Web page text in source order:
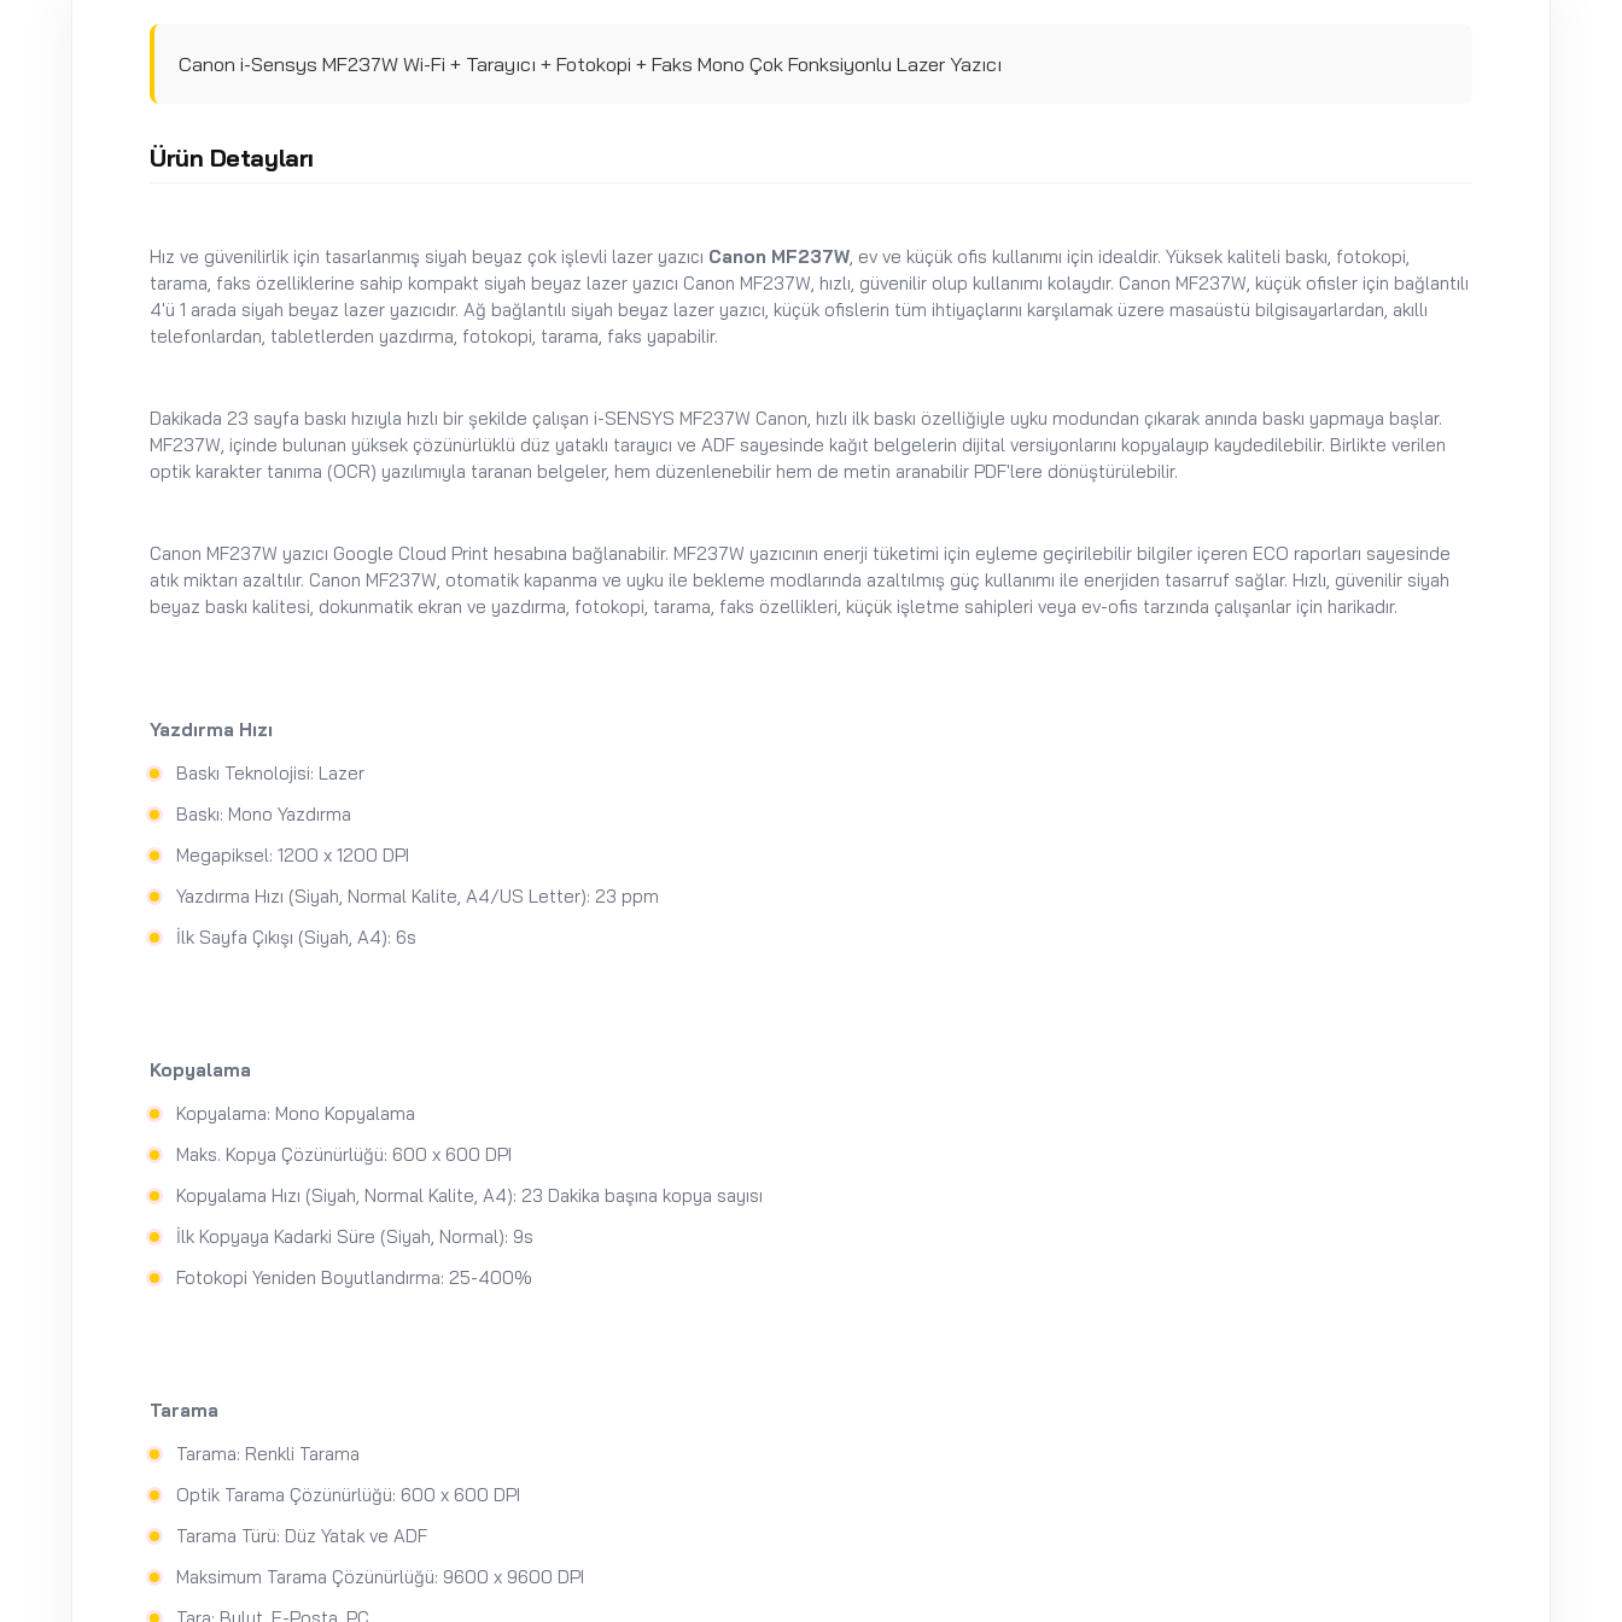
Canon i-Sensys MF237W Wi-Fi + Tarayıcı + Fotokopi + Faks Mono Çok Fonksiyonlu Lazer Yazıcı
Ürün Detayları
Hız ve güvenilirlik için tasarlanmış siyah beyaz çok işlevli lazer yazıcı Canon MF237W , ev ve küçük ofis kullanımı için idealdir. Yüksek kaliteli baskı, fotokopi,
tarama, faks özelliklerine sahip kompakt siyah beyaz lazer yazıcı Canon MF237W, hızlı, güvenilir olup kullanımı kolaydır. Canon MF237W, küçük ofisler için bağlantılı
4'ü 1 arada siyah beyaz lazer yazıcıdır. Ağ bağlantılı siyah beyaz lazer yazıcı, küçük ofislerin tüm ihtiyaçlarını karşılamak üzere masaüstü bilgisayarlardan, akıllı
telefonlardan, tabletlerden yazdırma, fotokopi, tarama, faks yapabilir.
Dakikada 23 sayfa baskı hızıyla hızlı bir şekilde çalışan i-SENSYS MF237W Canon, hızlı ilk baskı özelliğiyle uyku modundan çıkarak anında baskı yapmaya başlar.
MF237W, içinde bulunan yüksek çözünürlüklü düz yataklı tarayıcı ve ADF sayesinde kağıt belgelerin dijital versiyonlarını kopyalayıp kaydedilebilir. Birlikte verilen
optik karakter tanıma (OCR) yazılımıyla taranan belgeler, hem düzenlenebilir hem de metin aranabilir PDF'lere dönüştürülebilir.
Canon MF237W yazıcı Google Cloud Print hesabına bağlanabilir. MF237W yazıcının enerji tüketimi için eyleme geçirilebilir bilgiler içeren ECO raporları sayesinde
atık miktarı azaltılır. Canon MF237W, otomatik kapanma ve uyku ile bekleme modlarında azaltılmış güç kullanımı ile enerjiden tasarruf sağlar. Hızlı, güvenilir siyah
beyaz baskı kalitesi, dokunmatik ekran ve yazdırma, fotokopi, tarama, faks özellikleri, küçük işletme sahipleri veya ev-ofis tarzında çalışanlar için harikadır.
Yazdırma Hızı
Baskı Teknolojisi: Lazer
Baskı: Mono Yazdırma
Megapiksel: 1200 x 1200 DPI
Yazdırma Hızı (Siyah, Normal Kalite, A4/US Letter): 23 ppm
İlk Sayfa Çıkışı (Siyah, A4): 6s
Kopyalama
Kopyalama: Mono Kopyalama
Maks. Kopya Çözünürlüğü: 600 x 600 DPI
Kopyalama Hızı (Siyah, Normal Kalite, A4): 23 Dakika başına kopya sayısı
İlk Kopyaya Kadarki Süre (Siyah, Normal): 9s
Fotokopi Yeniden Boyutlandırma: 25-400%
Tarama
Tarama: Renkli Tarama
Optik Tarama Çözünürlüğü: 600 x 600 DPI
Tarama Türü: Düz Yatak ve ADF
Maksimum Tarama Çözünürlüğü: 9600 x 9600 DPI